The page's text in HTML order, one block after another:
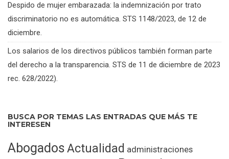
Despido de mujer embarazada: la indemnización por trato
discriminatorio no es automática. STS 1148/2023, de 12 de
diciembre.
Los salarios de los directivos públicos también forman parte
del derecho a la transparencia. STS de 11 de diciembre de 2023
rec. 628/2022).
BUSCA POR TEMAS LAS ENTRADAS QUE MÁS TE
INTERESEN
AbogadosActualidad administraciones